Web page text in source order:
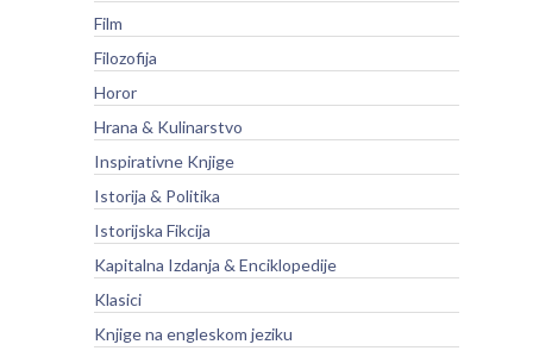
Film
Filozofija
Horor
Hrana & Kulinarstvo
Inspirativne Knjige
Istorija & Politika
Istorijska Fikcija
Kapitalna Izdanja & Enciklopedije
Klasici
Knjige na engleskom jeziku